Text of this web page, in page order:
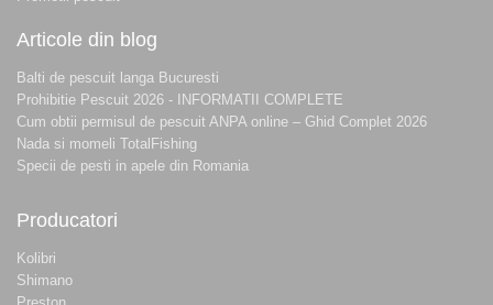
Articole din blog
Balti de pescuit langa Bucuresti
Prohibitie Pescuit 2026 - INFORMATII COMPLETE
Cum obtii permisul de pescuit ANPA online – Ghid Complet 2026
Nada si momeli TotalFishing
Specii de pesti in apele din Romania
Producatori
Kolibri
Shimano